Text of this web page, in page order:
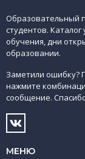
Образовательный
студентов.
обучения, дни
образовании.
Заметили ошибку?
нажмите
сообщение.
МЕНЮ